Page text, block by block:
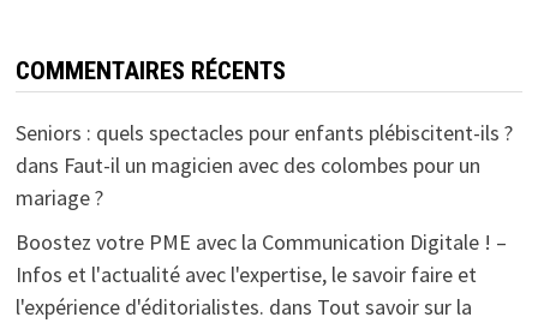
COMMENTAIRES RÉCENTS
Seniors : quels spectacles pour enfants plébiscitent-ils ?
dans Faut-il un magicien avec des colombes pour un
mariage ?
Boostez votre PME avec la Communication Digitale ! –
Infos et l'actualité avec l'expertise, le savoir faire et
l'expérience d'éditorialistes. dans Tout savoir sur la